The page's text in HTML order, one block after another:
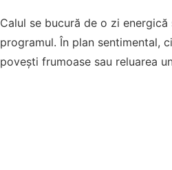
Calul se bucură de o zi
programul. În plan sentimental,
povești frumoase sau reluarea